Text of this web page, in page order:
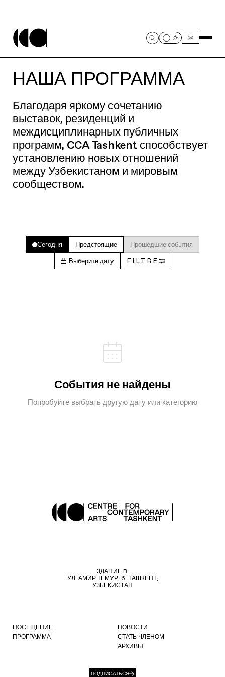
НАША ПРОГРАММА
Благодаря яркому сочетанию
выставок, резиденций и
междисциплинарных публичных
программ, CCA Tashkent способствует
установлению новых отношений
между Узбекистаном и мировым
сообществом.
Сегодня Предстоящие Прошедшие события
Выберите дату FILTRE
События не найдены
Попробуйте выбрать другую дату или категорию
ЗДАНИЕ B,
УЛ. АМИР ТЕМУР, 6, ТАШКЕНТ,
УЗБЕКИСТАН
ПОСЕЩЕНИЕ
ПРОГРАММА
НОВОСТИ
СТАТЬ ЧЛЕНОМ
АРХИВЫ
ПОДПИСАТЬСЯ